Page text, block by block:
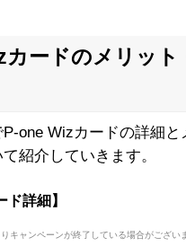
カードのメリット
one Wizカードの詳細と
紹介していきます。
ド詳細】
キャンペーンが終了している場合がござい